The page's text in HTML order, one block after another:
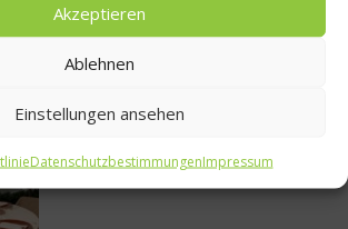
Akzeptieren
Ablehnen
Einstellungen ansehen
DatenschutzbestimmungenImpressum
So bildet sich eine krosse
Schweinebratenkruste
Heinz Beck im Forte Village Resort